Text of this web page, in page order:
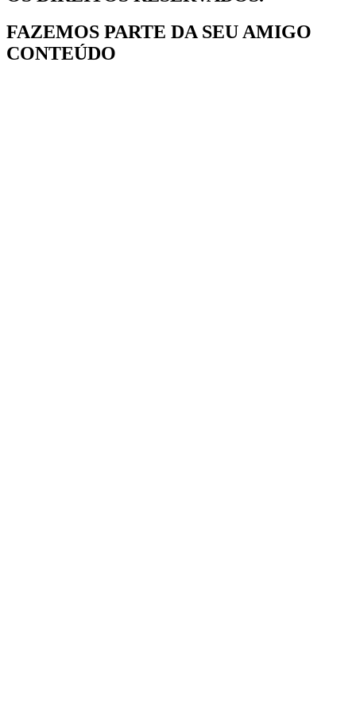
FAZEMOS PARTE DA SEU AMIGO
CONTEÚDO